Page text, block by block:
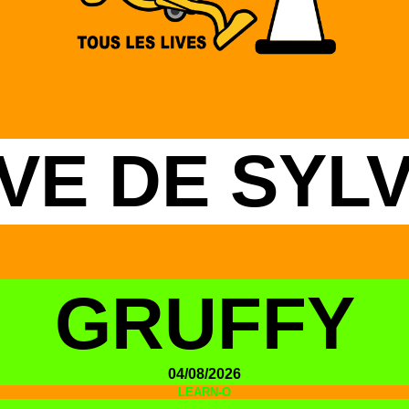
DE
GRUFFY
04/08/2026
LEARN-O